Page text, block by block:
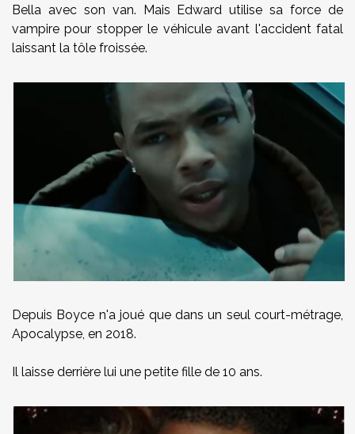
Bella avec son van. Mais Edward utilise sa force de
vampire pour stopper le véhicule avant l'accident fatal
laissant la tôle froissée.
Depuis Boyce n'a joué que dans un seul court-métrage,
Apocalypse, en 2018.
Il laisse derrière lui une petite fille de 10 ans.